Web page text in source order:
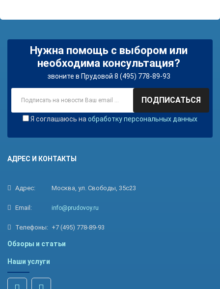
Нужна помощь с выбором или
необходима консультация?
звоните в Прудовой 8 (495) 778-89-93
ПОДПИСАТЬСЯ
Я соглашаюсь на обработку персональных данных
АДРЕС И КОНТАКТЫ
Адрес: Москва, ул. Свободы, 35с23
Email: info@prudovoy.ru
Телефоны: +7 (495) 778-89-93
Обзоры и статьи
Наши услуги